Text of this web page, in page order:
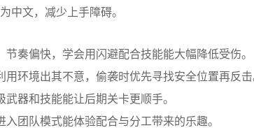
中文，减少上手障碍。
奏偏快，学会用闪避配合技能能大幅降低受伤。
环境出其不意，偷袭时优先寻找安全位置再反击
器和技能能让后期关卡更顺手。
团队模式能体验配合与分工带来的乐趣。